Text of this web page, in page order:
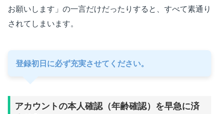
お願いします」の一言だけだったりすると、すべて素通り
されてしまいます。
登録初日に必ず充実させてください。
アカウントの本人確認（年齢確認）を早急に済